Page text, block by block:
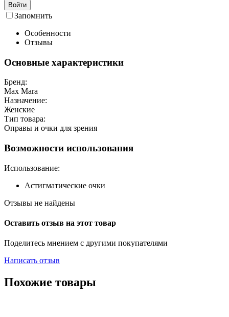
Войти
Запомнить
Особенности
Отзывы
Основные характеристики
Бренд:
Max Mara
Назначение:
Женские
Тип товара:
Оправы и очки для зрения
Возможности использования
Использование:
Астигматические очки
Отзывы не найдены
Оставить отзыв на этот товар
Поделитесь мнением с другими покупателями
Написать отзыв
Похожие товары